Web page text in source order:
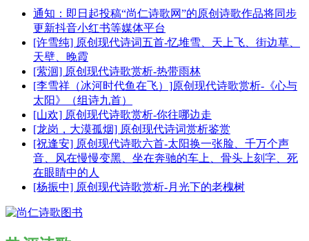
通知：即日起投稿“尚仁诗歌网”的原创诗歌作品将同步
更新抖音小红书等媒体平台
[许雪纯] 原创现代诗词五首-忆堆雪、天上飞、街边草、
天壁、晚霞
[萦洄] 原创现代诗歌赏析-热带雨林
[李雪祥（冰河时代鱼在飞）]原创现代诗歌赏析-《心与
太阳》（组诗九首）
[山欢] 原创现代诗歌赏析-你往哪边走
[龙岗，大漠孤烟] 原创现代诗词赏析鉴赏
[祝逢安] 原创现代诗歌六首-太阳换一张脸、千万个声
音、风在慢慢变黑、坐在奔驰的车上、骨头上刻字、死
在眼睛中的人
[杨振中] 原创现代诗歌赏析-月光下的老槐树